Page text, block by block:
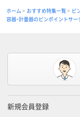
ホーム おすすめ特集一覧
ピ
容器・計量器のピンポイントサー
新規会員登録